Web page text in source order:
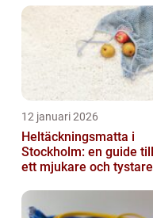
12 januari 2026
Heltäckningsmatta i
Stockholm: en guide till
ett mjukare och tystare